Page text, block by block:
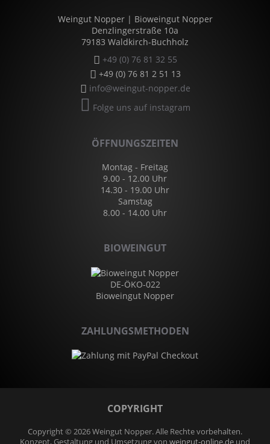
Weingut Nopper | Bioweingut Nopper
Denzlingerstraße 10a
79183 Waldkirch-Buchholz
+49 (0) 76 81 32 55
+49 (0) 76 81 2 51 13
info@weingut-nopper.de
Folge uns auf instagram
ÖFFNUNGSZEITEN
Montag - Freitag
9.00 - 12.00 Uhr
14.30 - 19.00 Uhr
Samstag
8.00 - 14.00 Uhr
BIOWEINGUT
DE-ÖKO-022
Bioweingut Nopper
ZAHLUNGSMETHODEN
COPYRIGHT
Copyright © 2026 Weingut Nopper. Alle Rechte vorbehalten.